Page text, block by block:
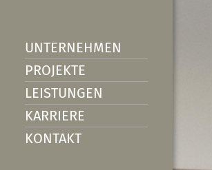
UNTERNEHMEN
PROJEKTE
LEISTUNGEN
KARRIERE
KONTAKT